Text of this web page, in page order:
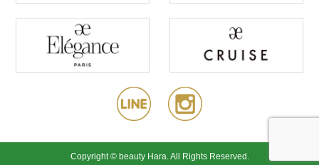
Copyright © beauty Hara. All Rights Reserved.